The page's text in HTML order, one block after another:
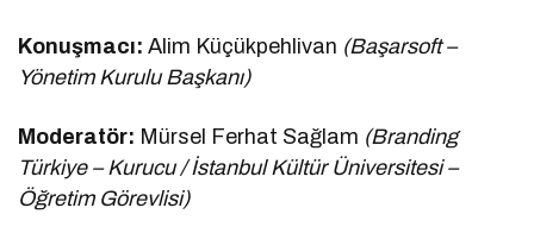
Konuşmacı:Alim Küçükpehlivan (Başarsoft –
Yönetim Kurulu Başkanı)
Moderatör: Mürsel Ferhat Sağlam (Branding
Türkiye – Kurucu / İstanbul Kültür Üniversitesi –
Öğretim Görevlisi)